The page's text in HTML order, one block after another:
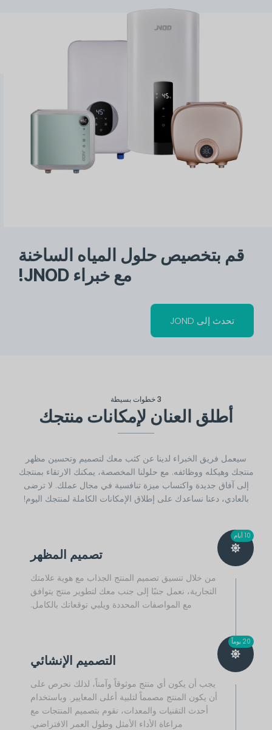
قم بتخصيص حلول المياه الساخنة
مع خبراء JNOD!
تحدث إلى JOND
3 خطوات بسيطة
أطلق العنان لإمكانات منتجك
سيعمل فريق الخبراء لدينا عن كثب معك لتصميم وتحسين مظهر
منتجك وهيكله ووظائفه. مع حلولنا المخصصة، يمكنك الارتقاء بمنتجك
إلى آفاق جديدة واكتساب ميزة تنافسية في مجال عملك. لا ترضى
بالعادي، دعنا نساعدك على إطلاق الإمكانات الكاملة لمنتجك اليوم!
10 أيام
تصميم المظهر
من خلال تنسيق تصميم المنتج الجذاب مع هوية علامتك
التجارية، نعمل جنبًا إلى جنب معك لتطوير منتج يتوافق
مع المواصفات المحددة ويلبي توقعاتك بالكامل.
20 يوماً
التصميم الإنشائي
يجب أن يكون أي منتج موثوقاً وآمناً، لذلك نحرص على
أن يكون المنتج مصمماً لتلبية أعلى المعايير. وباستخدام
أحدث التقنيات والمعدات، نقوم بتصميم المنتجات مع
مراعاة الأداء الأمثل وطول العمر الافتراضي.